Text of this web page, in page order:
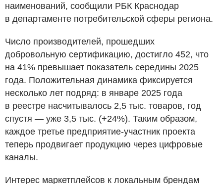
наименований, сообщили РБК Краснодар
в департаменте потребительской сферы региона.
Число производителей, прошедших
добровольную сертификацию, достигло 452, что
на 41% превышает показатель середины 2025
года. Положительная динамика фиксируется
несколько лет подряд: в январе 2025 года
в реестре насчитывалось 2,5 тыс. товаров, год
спустя — уже 3,5 тыс. (+24%). Таким образом,
каждое третье предприятие-участник проекта
теперь продвигает продукцию через цифровые
каналы.
Интерес маркетплейсов к локальным брендам